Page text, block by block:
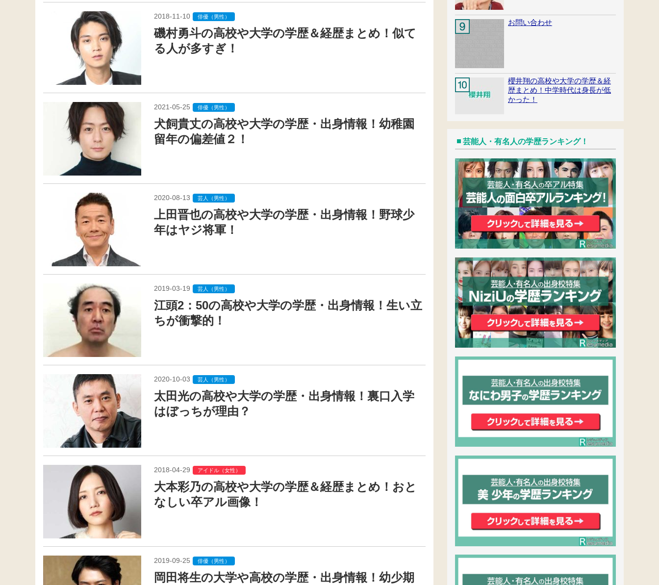
2018-11-10 俳優（男性）
磯村勇斗の高校や大学の学歴＆経歴まとめ！似て
る人が多すぎ！
2021-05-25 俳優（男性）
犬飼貴丈の高校や大学の学歴・出身情報！幼稚園
留年の偏差値２！
2020-08-13 芸人（男性）
上田晋也の高校や大学の学歴・出身情報！野球少
年はヤジ将軍！
2019-03-19 芸人（男性）
江頭2：50の高校や大学の学歴・出身情報！生い立
ちが衝撃的！
2020-10-03 芸人（男性）
太田光の高校や大学の学歴・出身情報！裏口入学
はぼっちが理由？
2018-04-29 アイドル（女性）
大本彩乃の高校や大学の学歴＆経歴まとめ！おと
なしい卒アル画像！
2019-09-25 俳優（男性）
岡田将生の大学や高校の学歴・出身情報！幼少期
お問い合わせ
櫻井翔の高校や大学の学歴＆経
歴まとめ！中学時代は身長が低
かった！
芸能人・有名人の学歴ランキング！